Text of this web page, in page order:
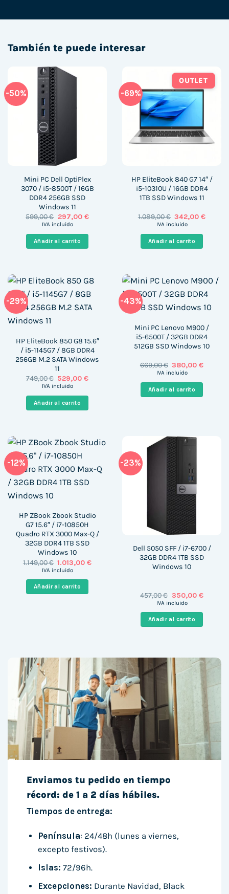
También te puede interesar
-50%
Mini PC Dell OptiPlex
3070 / i5-8500T / 16GB
DDR4 256GB SSD
Windows 11
599,00€ El
precio
era:
599,00 €.
297,00 €El
es:
297,00 €.
IVA incluido
Añadir al carrito
-69%
OUTLET
HP EliteBook 840 G7 14″ /
i5-10310U / 16GB DDR4
1TB SSD Windows 11
1.089,00€ El
precio
era:
1.089,00 €.
342,00€El
IVA incluido
Añadir al carrito
-29%
HP EliteBook 850 G8 15.6″
/ i5-1145G7 / 8GB DDR4
256GB M.2 SATA Windows
11
749,00€ El
precio
era:
749,00 €.
529,00€El
es:
IVA incluido
Añadir al carrito
-43%
Mini PC Lenovo M900 /
i5-6500T / 32GB DDR4
512GB SSD Windows 10
669,00€ El
precio
era:
669,00 €.
380,00€El
IVA incluido
Añadir al carrito
-12%
HP ZBook Zbook Studio
G7 15.6″ / i7-10850H
Quadro RTX 3000 Max-Q /
32GB DDR4 1TB SSD
Windows 10
1.149,00€ El
precio
era:
1.149,00 €.
1.013,00€El
IVA incluido
Añadir al carrito
-23%
Dell 5050 SFF / i7-6700 /
32GB DDR4 1TB SSD
Windows 10
457,00€ El
precio
era:
457,00 €.
350,00 €El
es:
350,00
IVA incluido
Añadir al carrito
Enviamos tu pedido en tiempo
récord: de 1 a 2 días hábiles.
Tiempos de entrega:
Península: 24/48h (lunes a viernes,
excepto festivos).
Islas: 72/96h.
Excepciones: Durante Navidad, Black